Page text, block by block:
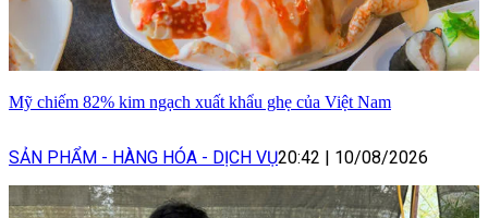
Mỹ chiếm 82% kim ngạch xuất khẩu ghẹ của Việt Nam
SẢN PHẨM - HÀNG HÓA - DỊCH VỤ20:42 | 10/08/2026